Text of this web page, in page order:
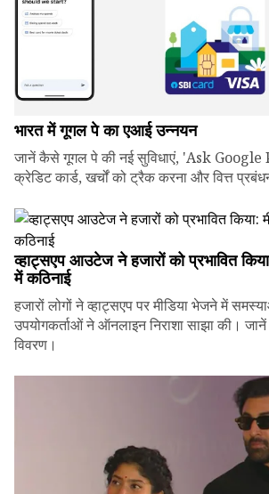
भारत में गूगल पे का एआई उन्नयन
जानें कैसे गूगल पे की नई सुविधाएं, 'Ask
क्रेडिट कार्ड, खर्चों को ट्रैक करना और वित्त
व्हाट्सएप आउटेज ने हजारों को प्रभावित
में कठिनाई
हजारों लोगों ने व्हाट्सएप पर मीडिया भेजने में
उपयोगकर्ताओं ने ऑनलाइन निराशा साझा की।
विवरण।